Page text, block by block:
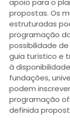
apoio para o
propostas. Os
estruturadas
programação
possibilidade
guia turístico e
à
fundações,
podem
programação
definida